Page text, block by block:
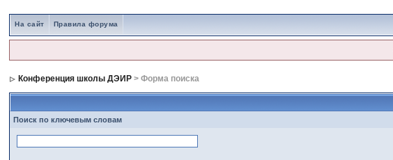
На сайт Правила форума
Конференция школы ДЭИР > Форма поиска
Поиск по ключевым словам